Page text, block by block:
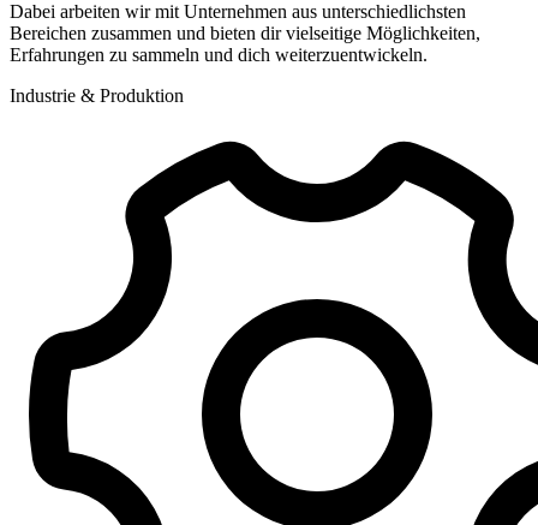
Dabei arbeiten wir mit Unternehmen aus unterschiedlichsten
Bereichen zusammen und bieten dir vielseitige Möglichkeiten,
Erfahrungen zu sammeln und dich weiterzuentwickeln.
Industrie & Produktion